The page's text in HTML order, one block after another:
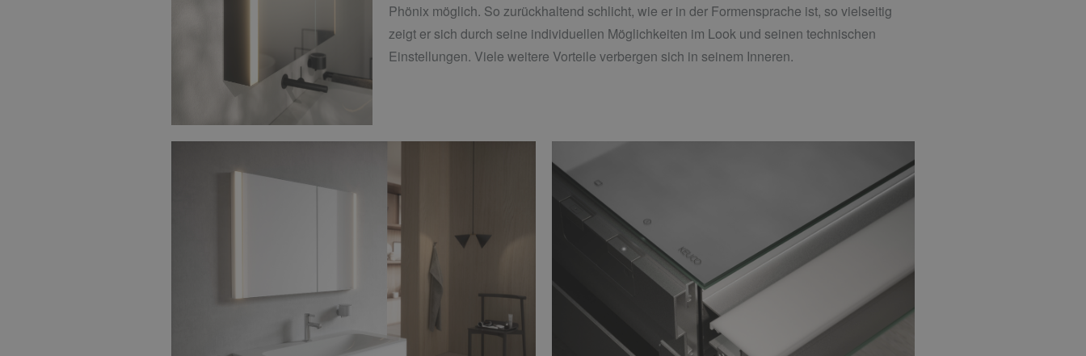
Phönix möglich. So zurückhaltend schlicht, wie er in der Formensprache ist, so vielseitig
zeigt er sich durch seine individuellen Möglichkeiten im Look und seinen technischen
Einstellungen. Viele weitere Vorteile verbergen sich in seinem Inneren.